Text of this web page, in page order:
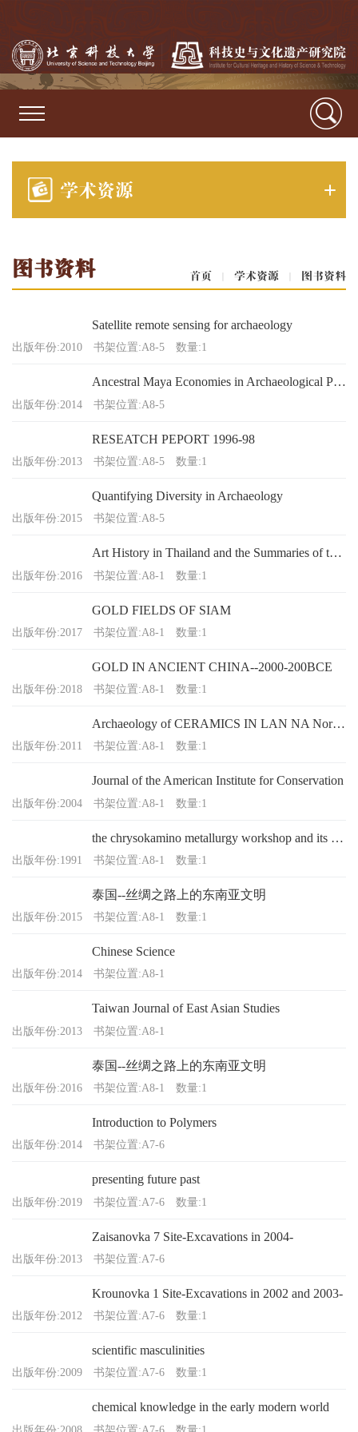
学术资源
首页 | 学术资源 | 图书资料
图书资料
Satellite remote sensing for archaeology
出版年份:2010 书架位置:A8-5 数量:1
Ancestral Maya Economies in Archaeological Perspective
出版年份:2014 书架位置:A8-5
RESEATCH PEPORT 1996-98
出版年份:2013 书架位置:A8-5 数量:1
Quantifying Diversity in Archaeology
出版年份:2015 书架位置:A8-5
Art History in Thailand and the Summaries of the New Studies
出版年份:2016 书架位置:A8-1 数量:1
GOLD FIELDS OF SIAM
出版年份:2017 书架位置:A8-1 数量:1
GOLD IN ANCIENT CHINA--2000-200BCE
出版年份:2018 书架位置:A8-1 数量:1
Archaeology of CERAMICS IN LAN NA Northern Siam
出版年份:2011 书架位置:A8-1 数量:1
Journal of the American Institute for Conservation
出版年份:2004 书架位置:A8-1 数量:1
the chrysokamino metallurgy workshop and its territory
出版年份:1991 书架位置:A8-1 数量:1
泰国--丝绸之路上的东南亚文明
出版年份:2015 书架位置:A8-1 数量:1
Chinese Science
出版年份:2014 书架位置:A8-1
Taiwan Journal of East Asian Studies
出版年份:2013 书架位置:A8-1
泰国--丝绸之路上的东南亚文明
出版年份:2016 书架位置:A8-1 数量:1
Introduction to Polymers
出版年份:2014 书架位置:A7-6
presenting future past
出版年份:2019 书架位置:A7-6 数量:1
Zaisanovka 7 Site-Excavations in 2004-
出版年份:2013 书架位置:A7-6
Krounovka 1 Site-Excavations in 2002 and 2003-
出版年份:2012 书架位置:A7-6 数量:1
scientific masculinities
出版年份:2009 书架位置:A7-6 数量:1
chemical knowledge in the early modern world